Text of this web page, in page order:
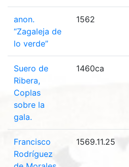
anon.
“Zagaleja de
lo verde”
1562
Suero de
Ribera,
Coplas
sobre la
gala.
1460ca
Francisco
Rodríguez
1569.11.25